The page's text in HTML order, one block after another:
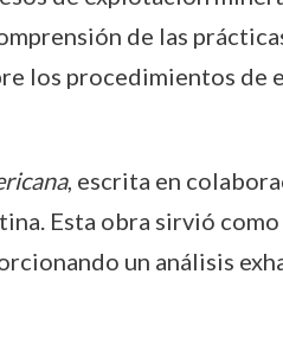
de las
los procedimientos de
, escrita en
Esta obra sirvió
un análisis